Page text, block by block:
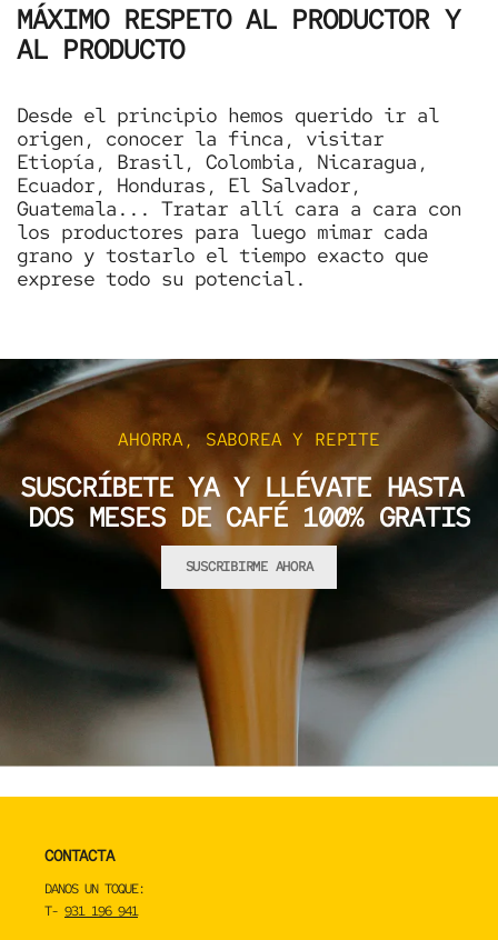
MÁXIMO RESPETO AL PRODUCTOR Y
AL PRODUCTO
Desde el principio hemos querido ir al
origen, conocer la finca, visitar
Etiopía, Brasil, Colombia, Nicaragua,
Ecuador, Honduras, El Salvador,
Guatemala... Tratar allí cara a cara con
los productores para luego mimar cada
grano y tostarlo el tiempo exacto que
exprese todo su potencial.
AHORRA, SABOREA Y REPITE
SUSCRÍBETE YA Y LLÉVATE HASTA
DOS MESES DE CAFÉ 100% GRATIS
SUSCRIBIRME AHORA
CONTACTA
DANOS UN TOQUE:
T- 931 196 941